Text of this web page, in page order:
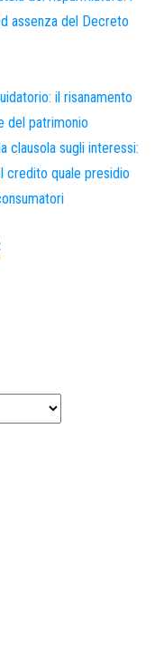
assenza del Decreto
il risanamento
del patrimonio
clausola sugli interessi:
credito quale presidio